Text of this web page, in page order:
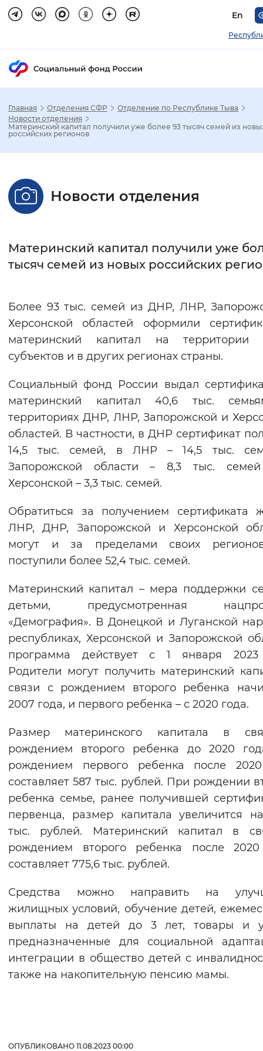
En
Стандартный Увеличенный
Без засечек С засечками
Нормальный Увеличенный
Цвет сайта
Монохромный Инверсивный
Синий фон
Изображения
Включены Выключены
Звуковой ассистент
Вернуть стандартные настройки
Главная Отделения СФР
Отделение по Республике Тыва
Новости отделения
Материнский капитал получили уже более 93 тысяч семей из
российских регионов
Новости отделения
Материнский капитал получили уже
тысяч семей из новых российских
Более 93 тыс. семей из ДНР, ЛНР,
Херсонской областей оформили
материнский капитал на территории
субъектов и в других регионах страны.
Социальный фонд России выдал
материнский капитал 40,6 тыс.
территориях ДНР, ЛНР, Запорожской и
областей. В частности, в ДНР сертификат
14,5 тыс. семей, в ЛНР – 14,5 тыс.
Запорожской области – 8,3 тыс.
Херсонской – 3,3 тыс. семей.
Обратиться за получением сертификата
ЛНР, ДНР, Запорожской и Херсонской
могут и за пределами своих
поступили более 52,4 тыс. семей.
Материнский капитал – мера поддержки
детьми, предусмотренная
«Демография». В Донецкой и Луганской
республиках, Херсонской и Запорожской
программа действует с 1 января 2023
Родители могут получить материнский
связи с рождением второго ребенка
2007 года, и первого ребенка – с 2020 года.
Размер материнского капитала в
рождением второго ребенка до 2020
рождением первого ребенка после
составляет 587 тыс. рублей. При рождении
ребенка семье, ранее получившей
первенца, размер капитала увеличится
тыс. рублей. Материнский капитал в
рождением второго ребенка после
составляет 775,6 тыс. рублей.
Средства можно направить на
жилищных условий, обучение детей,
выплаты на детей до 3 лет, товары и
предназначенные для социальной
интеграции в общество детей с
также на накопительную пенсию мамы.
ОПУБЛИКОВАНО 11.08.2023 00:00